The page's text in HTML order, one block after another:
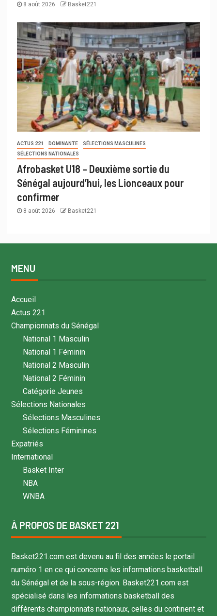
8 août 2026 Basket221
ACTUS 221 DOMINANTE
SÉLECTIONS MASCULINES
SÉLECTIONS NATIONALES
Afrobasket U18 – Deuxième sortie du
Sénégal aujourd’hui, les Lionceaux pour
confirmer
8 août 2026 Basket221
MENU
Accueil
Actus 221
Championnats du Sénégal
National 1 Masculin
National 1 Féminin
National 2 Masculin
National 2 Féminin
Catégorie Jeunes
Sélections Nationales
Sélections Masculines
Sélections Féminines
Expatriés
International
Basket Inter
NBA
WNBA
À PROPOS DE BASKET 221
Basket221.com est devenu au fil des années le portail
numéro 1 en ce qui concerne les informations basketball
du Sénégal et de la sous-région. Basket221.com est
spécialisé dans les informations basketball des
différents championnats nationaux, celles du continent et